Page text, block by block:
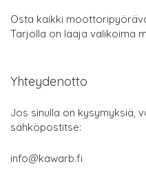
Osta kaikki
Tarjolla on laaja valikoima
Yhteydenotto
Jos sinulla on kysymyksiä,
sähköpostitse:
info@kawarb.fi